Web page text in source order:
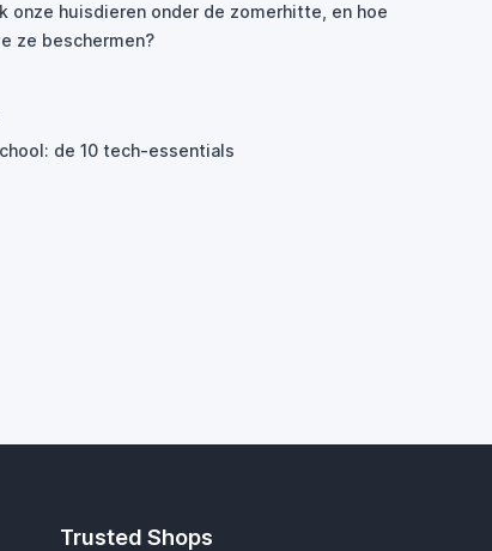
onze huisdieren onder de zomerhitte, en hoe
ze beschermen?
de 10 tech-essentials
Trusted Shops